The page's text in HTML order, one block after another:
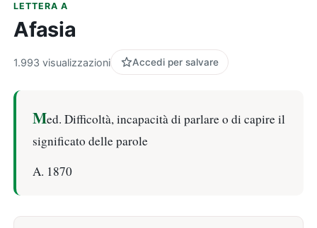
LETTERA A
Afasia
1.993 visualizzazioni Accedi per salvare
Med. Difficoltà, incapacità di parlare o di capire il
significato delle parole
A. 1870